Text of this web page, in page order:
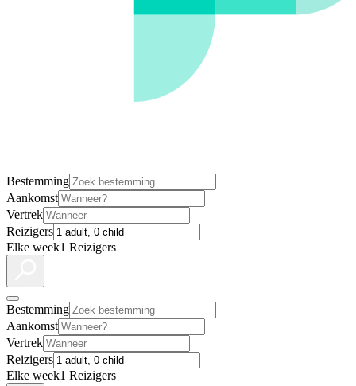
Bestemming
Aankomst
Vertrek
Reizigers
Elke week1 Reizigers
Bestemming
Aankomst
Vertrek
Reizigers
Elke week1 Reizigers